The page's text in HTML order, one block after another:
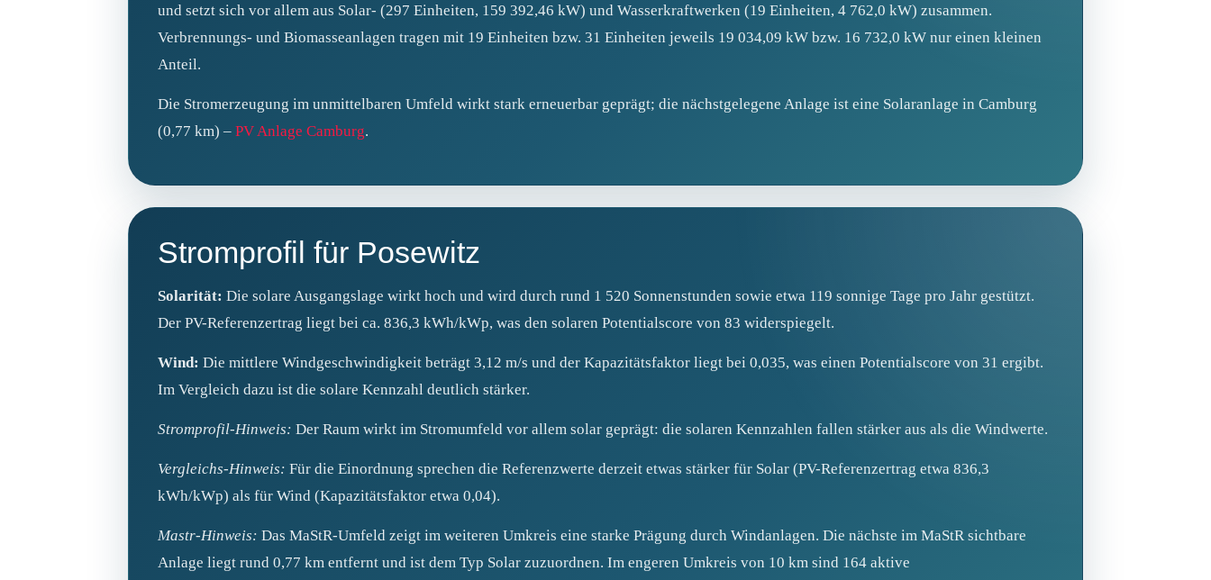
und setzt sich vor allem aus Solar- (297 Einheiten, 159 392,46 kW) und Wasserkraftwerken (19 Einheiten, 4 762,0 kW) zusammen.
Verbrennungs‑ und Biomasseanlagen tragen mit 19 Einheiten bzw. 31 Einheiten jeweils 19 034,09 kW bzw. 16 732,0 kW nur einen kleinen
Anteil.
Die Stromerzeugung im unmittelbaren Umfeld wirkt stark erneuerbar geprägt; die nächstgelegene Anlage ist eine Solaranlage in Camburg
(0,77 km) – PV Anlage Camburg.
Stromprofil für Posewitz
Solarität: Die solare Ausgangslage wirkt hoch und wird durch rund 1 520 Sonnenstunden sowie etwa 119 sonnige Tage pro Jahr gestützt.
Der PV-Referenzertrag liegt bei ca. 836,3 kWh/kWp, was den solaren Potentialscore von 83 widerspiegelt.
Wind: Die mittlere Windgeschwindigkeit beträgt 3,12 m/s und der Kapazitätsfaktor liegt bei 0,035, was einen Potentialscore von 31 ergibt.
Im Vergleich dazu ist die solare Kennzahl deutlich stärker.
Stromprofil-Hinweis: Der Raum wirkt im Stromumfeld vor allem solar geprägt: die solaren Kennzahlen fallen stärker aus als die Windwerte.
Vergleichs-Hinweis: Für die Einordnung sprechen die Referenzwerte derzeit etwas stärker für Solar (PV-Referenzertrag etwa 836,3
kWh/kWp) als für Wind (Kapazitätsfaktor etwa 0,04).
Mastr-Hinweis: Das MaStR‑Umfeld zeigt im weiteren Umkreis eine starke Prägung durch Windanlagen. Die nächste im MaStR sichtbare
Anlage liegt rund 0,77 km entfernt und ist dem Typ Solar zuzuordnen. Im engeren Umkreis von 10 km sind 164 aktive